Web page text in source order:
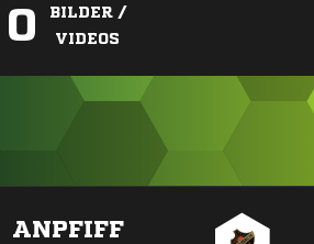
0
BILDER /
VIDEOS
ANPFIFF